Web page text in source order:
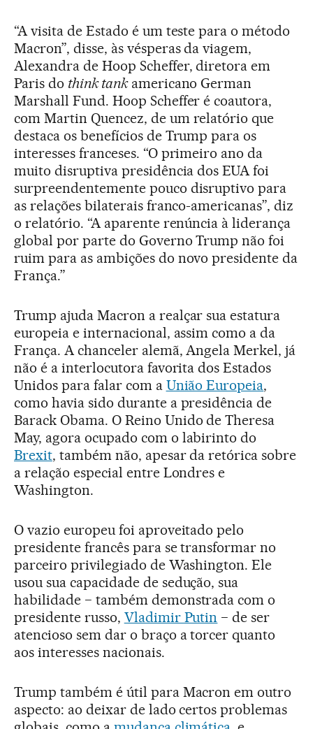
“A visita de Estado é um teste para o método
Macron”, disse, às vésperas da viagem,
Alexandra de Hoop Scheffer, diretora em
Paris do think tankamericano German
Marshall Fund. Hoop Scheffer é coautora,
com Martin Quencez, de um relatório que
destaca os benefícios de Trump para os
interesses franceses. “O primeiro ano da
muito disruptiva presidência dos EUA foi
surpreendentemente pouco disruptivo para
as relações bilaterais franco-americanas”, diz
o relatório. “A aparente renúncia à liderança
global por parte do Governo Trump não foi
ruim para as ambições do novo presidente da
França.”
Trump ajuda Macron a realçar sua estatura
europeia e internacional, assim como a da
França. A chanceler alemã, Angela Merkel, já
não é a interlocutora favorita dos Estados
Unidos para falar com a União Europeia,
como havia sido durante a presidência de
Barack Obama. O Reino Unido de Theresa
May, agora ocupado com o labirinto do
Brexit, também não, apesar da retórica sobre
a relação especial entre Londres e
Washington.
O vazio europeu foi aproveitado pelo
presidente francês para se transformar no
parceiro privilegiado de Washington. Ele
usou sua capacidade de sedução, sua
habilidade − também demonstrada com o
presidente russo, Vladimir Putin − de ser
atencioso sem dar o braço a torcer quanto
aos interesses nacionais.
Trump também é útil para Macron em outro
aspecto: ao deixar de lado certos problemas